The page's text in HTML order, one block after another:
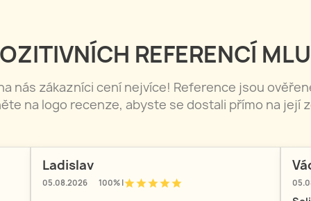
REFERENCÍ
nás zákazníci cení nejvíce! Reference jsou
na logo recenze, abyste se dostali přímo na její
Ladislav
05.08.2026 100% |starstarstarstarstar